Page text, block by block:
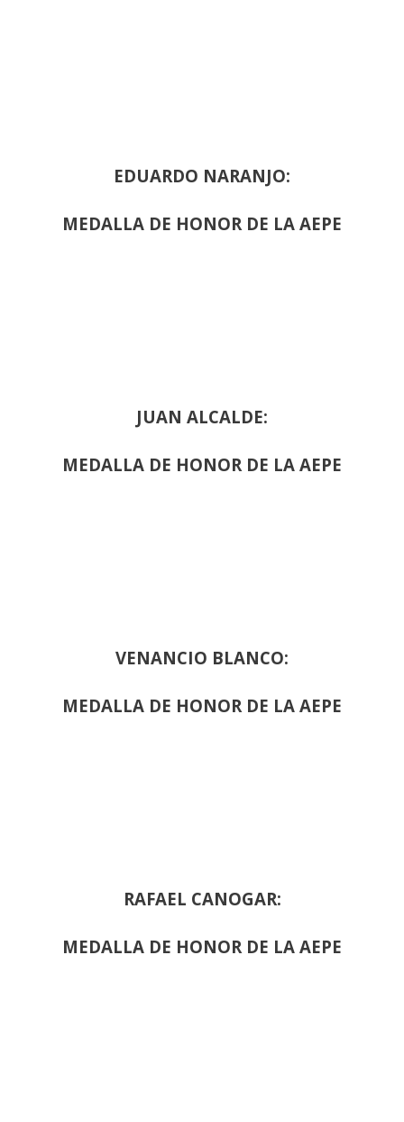
EDUARDO NARANJO:
MEDALLA DE HONOR DE LA AEPE
JUAN ALCALDE:
MEDALLA DE HONOR DE LA AEPE
VENANCIO BLANCO:
MEDALLA DE HONOR DE LA AEPE
RAFAEL CANOGAR:
MEDALLA DE HONOR DE LA AEPE